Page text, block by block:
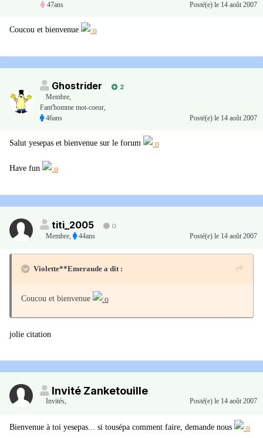
47ans
Posté(e) le 14 août 2007
Coucou et bienvenue
Ghostrider
2
Membre,
Fant'homme mot-coeur,
46ans
Posté(e) le 14 août 2007
Salut yesepas et bienvenue sur le forum
Have fun
titi_2005
0
Membre, 44ans Posté(e) le 14 août 2007
Violette**Emeraude a dit :
Coucou et bienvenue
jolie citation
Invité Zanketouille
Invités, Posté(e) le 14 août 2007
Bienvenue à toi yesepas... si tousépa comment faire, demande nous